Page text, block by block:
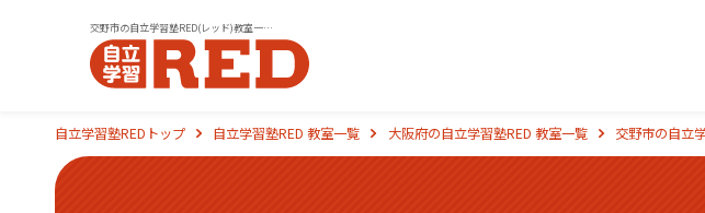
交野市の自立学習塾RED(レッド)教室一覧｜小学生・中学生・高校生の学習塾
自立学習塾REDトップ 自立学習塾RED 教室一覧 大阪府の自立学習塾RED 教室一覧 交野市の自立